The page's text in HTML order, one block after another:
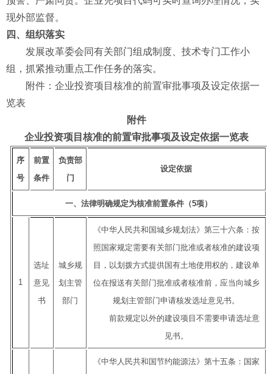
现外部监督。
四、组织落实
发展改革委会同有关部门组成制度、技术专门工作小
组，抓紧推动重点工作任务的落实。
附件：企业投资项目核准的前置审批事项及设定依据一
览表
附件
企业投资项目核准的前置审批事项及设定依据一览表
序
号
前置
条件
负责部
门
设定依据
一、法律明确规定为核准前置条件（5项）
1
选址
意见
书
城乡规
划主管
部门
《中华人民共和国城乡规划法》第三十六条：按
照国家规定需要有关部门批准或者核准的建设项
目，以划拨方式提供国有土地使用权的，建设单
位在报送有关部门批准或者核准前，应当向城乡
规划主管部门申请核发选址意见书。
前款规定以外的建设项目不需要申请选址意
见书。
《中华人民共和国节约能源法》第十五条：国家